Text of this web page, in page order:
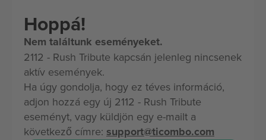
Hoppá!
Nem találtunk eseményeket.
2112 - Rush Tribute kapcsán jelenleg nincsenek
aktív események.
Ha úgy gondolja, hogy ez téves információ,
adjon hozzá egy új 2112 - Rush Tribute
eseményt, vagy küldjön egy e-mailt a
következő címre: support@ticombo.com